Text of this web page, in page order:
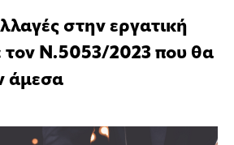
στην εργατική
τον Ν.5053/2023 που θα
άμεσα